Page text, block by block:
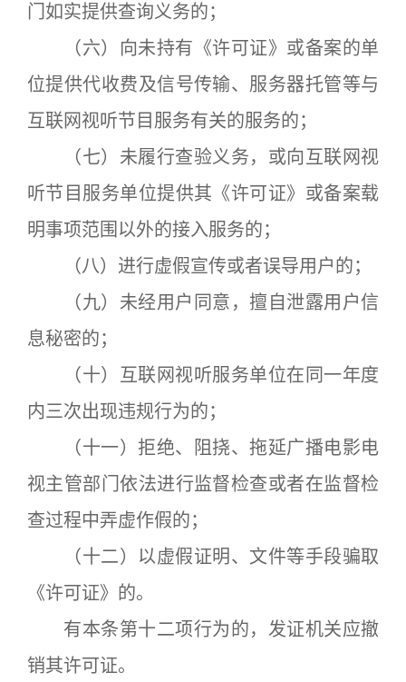
门如实提供查询义务的；
（六）向未持有《许可证》或备案的单
位提供代收费及信号传输、服务器托管等与
互联网视听节目服务有关的服务的；
（七）未履行查验义务，或向互联网视
听节目服务单位提供其《许可证》或备案载
明事项范围以外的接入服务的；
（八）进行虚假宣传或者误导用户的；
（九）未经用户同意，擅自泄露用户信
息秘密的；
（十）互联网视听服务单位在同一年度
内三次出现违规行为的；
（十一）拒绝、阻挠、拖延广播电影电
视主管部门依法进行监督检查或者在监督检
查过程中弄虚作假的；
（十二）以虚假证明、文件等手段骗取
《许可证》的。
有本条第十二项行为的，发证机关应撤
销其许可证。